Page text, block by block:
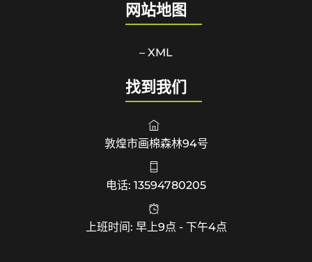
网站地图
– XML
找到我们
敦煌市画棉森林94号
电话: 13594780205
上班时间: 早上9点 - 下午4点